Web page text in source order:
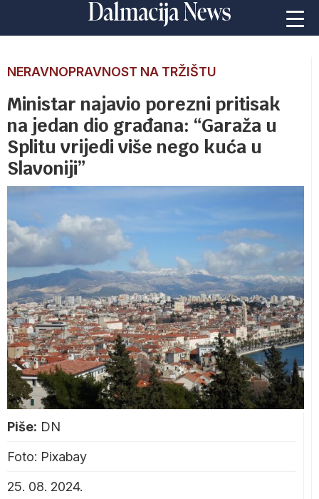
NERAVNOPRAVNOST NA TRŽIŠTU
Ministar najavio porezni pritisak
na jedan dio građana: “Garaža u
Splitu vrijedi više nego kuća u
Slavoniji”
Piše: DN
Foto: Pixabay
25. 08. 2024.